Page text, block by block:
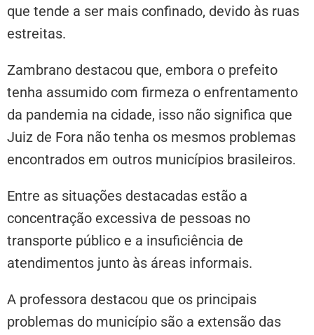
que tende a ser mais confinado, devido às ruas
estreitas.
Zambrano destacou que, embora o prefeito
tenha assumido com firmeza o enfrentamento
da pandemia na cidade, isso não significa que
Juiz de Fora não tenha os mesmos problemas
encontrados em outros municípios brasileiros.
Entre as situações destacadas estão a
concentração excessiva de pessoas no
transporte público e a insuficiência de
atendimentos junto às áreas informais.
A professora destacou que os principais
problemas do município são a extensão das